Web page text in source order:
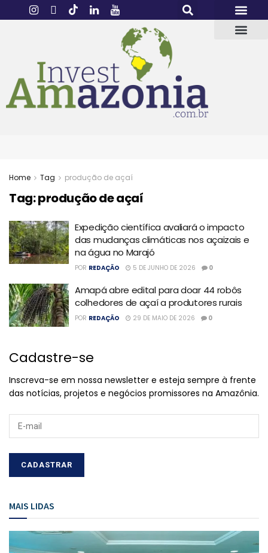
Home Tag produção de açaí
Tag:produção de açaí
Expedição científica avaliará o impacto
das mudanças climáticas nos açaizais e
na água no Marajó
POR REDAÇÃO 5 DE JUNHO DE 2026 0
Amapá abre edital para doar 44 robôs
colhedores de açaí a produtores rurais
POR REDAÇÃO 29 DE MAIO DE 2026 0
Cadastre-se
Inscreva-se em nossa newsletter e esteja sempre à frente
das notícias, projetos e negócios promissores na Amazônia.
MAIS LIDAS